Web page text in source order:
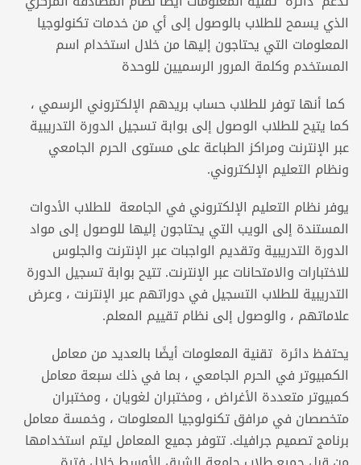
الذي يسمح للطلاب بالوصول إلى أي من خدمات تكنولوجيا
المعلومات التي يحتاجون إليها من خلال استخدام اسم
المستخدم وكلمة المرور الرسميين للوحدة
كما أنها توفر للطلاب حساب بريدهم الإلكتروني الرسمي ،
كما يتيح للطلاب الوصول إلى بوابة تسجيل الدورة التدريبية
عبر الإنترنت ومراكز الطباعة على مستوى الحرم الجامعي
ونظام التعليم الإلكتروني.
يوفر نظام التعليم الإلكتروني في الجامعة للطلاب الأدوات
المستندة إلى الويب التي يحتاجون إليها للوصول إلى مواد
الدورة التدريبية وتقديم الواجبات عبر الإنترنت والجلوس
للاختبارات والامتحانات عبر الإنترنت. تتيح بوابة تسجيل الدورة
التدريبية للطلاب التسجيل في دوراتهم عبر الإنترنت ، وعرض
علاماتهم ، والوصول إلى نظام تقييم المعلم.
يحتفظ دائرة تقنية المعلومات أيضًا بالعديد من معامل
الكمبيوتر في الحرم الجامعي ، بما في ذلك سبعة معامل
كمبيوتر متعددة الأغراض ، ومختبران لغويان ، ومختبران
متخصصان في مرافق تكنولوجيا المعلومات ، وخمسة معامل
برنامج تصميم جرافيك. تتوفر جميع المعامل ليتم استخدامها